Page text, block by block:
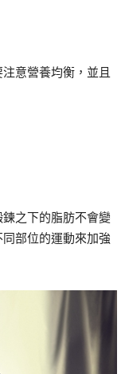
意營養均衡，並且
之下的脂肪不會變
部位的運動來加強